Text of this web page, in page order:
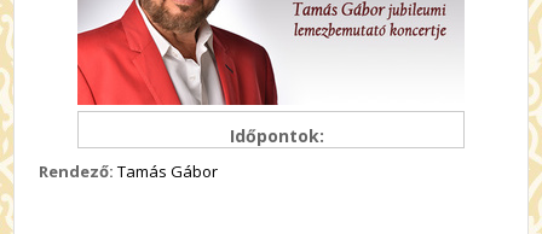
Időpontok:
Rendező: Tamás Gábor